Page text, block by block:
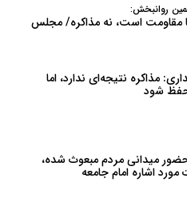
روانبخش:
مقاومت است، نه مذاکره/ مجلس
مذاکره نتیجه‌ای ندارد، اما
شود
میدانی مردم مبعوث شده،
اشاره امام جامعه